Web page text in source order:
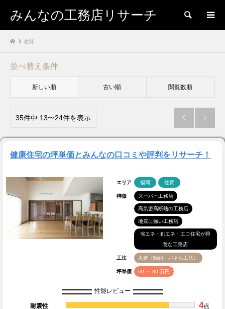
みんなの工務店リサーチ 検索
佐賀
並べ替え条件
新しい順 古い順 閲覧数順
35件中 13〜24件を表示  
健康住宅の坪単価とみんなの口コミや評判をリサーチ！
エリア 福岡 佐賀
特徴 スーパー工務店
高気密高断熱の工務店
地震に強い工務店
省エネ・創エネ・エコ住宅が得
意な工務店
工法 木造（軸組・パネル工法）
坪単価 60 ～ 80 万円
性能レビュー
耐震性 4点